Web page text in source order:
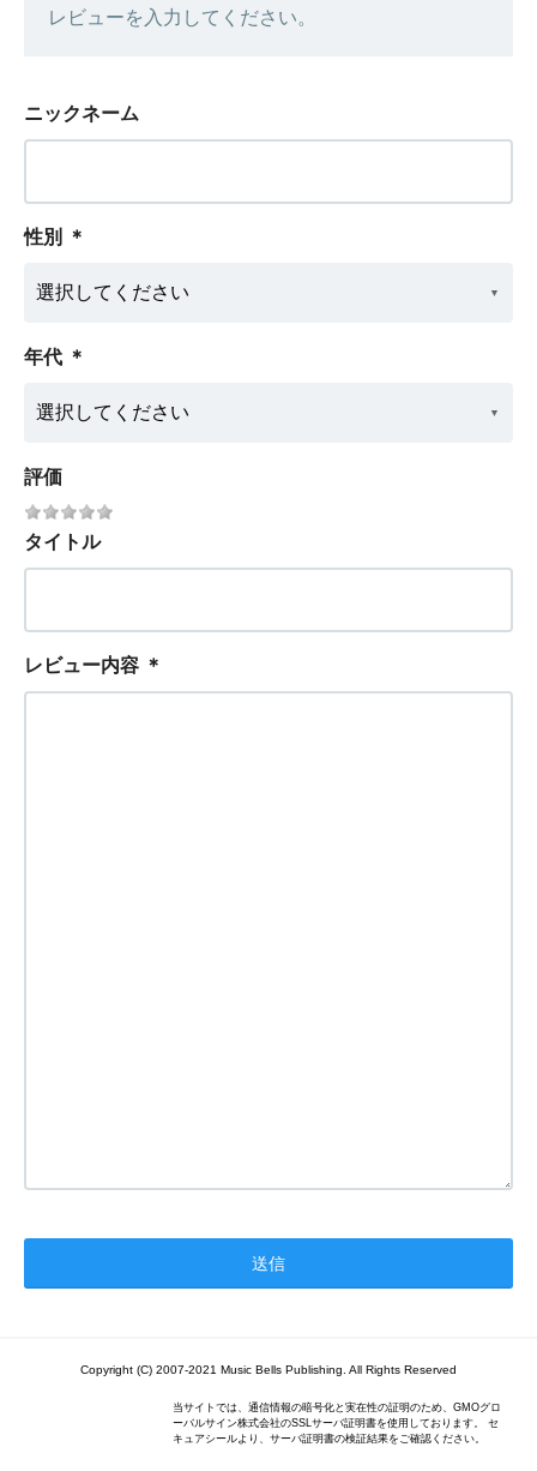
レビューを入力してください。
ニックネーム
性別 ＊
年代 ＊
評価
タイトル
レビュー内容 ＊
Copyright (C) 2007-2021 Music Bells Publishing. All Rights Reserved
当サイトでは、通信情報の暗号化と実在性の証明のため、GMOグロ
ーバルサイン株式会社のSSLサーバ証明書を使用しております。 セ
キュアシールより、サーバ証明書の検証結果をご確認ください。